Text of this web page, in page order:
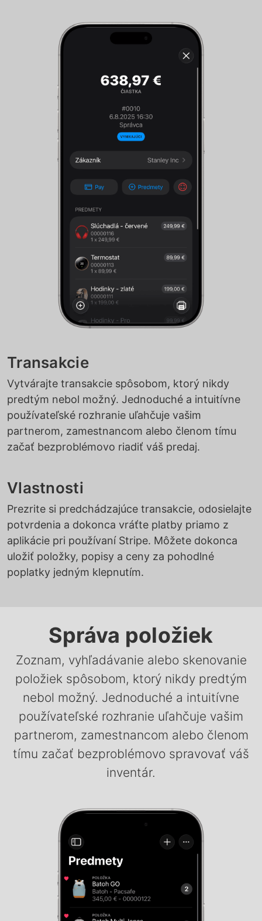
Transakcie
Vytvárajte transakcie spôsobom, ktorý nikdy
predtým nebol možný. Jednoduché a intuitívne
používateľské rozhranie uľahčuje vašim
partnerom, zamestnancom alebo členom tímu
začať bezproblémovo riadiť váš predaj.
Vlastnosti
Prezrite si predchádzajúce transakcie, odosielajte
potvrdenia a dokonca vráťte platby priamo z
aplikácie pri používaní Stripe. Môžete dokonca
uložiť položky, popisy a ceny za pohodlné
poplatky jedným klepnutím.
Správa položiek
Zoznam, vyhľadávanie alebo skenovanie
položiek spôsobom, ktorý nikdy predtým
nebol možný. Jednoduché a intuitívne
používateľské rozhranie uľahčuje vašim
partnerom, zamestnancom alebo členom
tímu začať bezproblémovo spravovať váš
inventár.